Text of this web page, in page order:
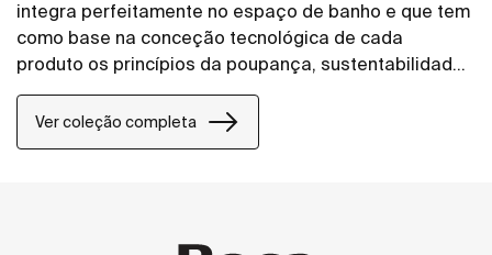
integra perfeitamente no espaço de banho e que tem
como base na conceção tecnológica de cada
produto os princípios da poupança, sustentabilidade
e integração.
Ver coleção completa